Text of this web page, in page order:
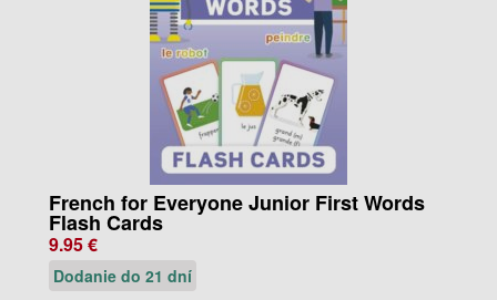
French for Everyone Junior First Words
Flash Cards
9.95 €
Dodanie do 21 dní